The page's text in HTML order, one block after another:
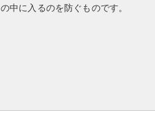
の中に入るのを防ぐものです。